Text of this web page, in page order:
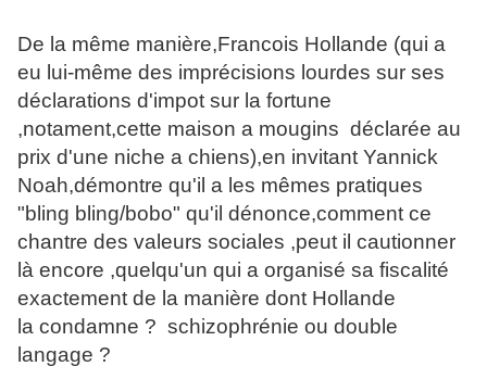
De la même manière,Francois Hollande (qui a
eu lui-même des imprécisions lourdes sur ses
déclarations d'impot sur la fortune
,notament,cette maison a mougins déclarée au
prix d'une niche a chiens),en invitant Yannick
Noah,démontre qu'il a les mêmes pratiques
"bling bling/bobo" qu'il dénonce,comment ce
chantre des valeurs sociales ,peut il cautionner
là encore ,quelqu'un qui a organisé sa fiscalité
exactement de la manière dont Hollande
la condamne ? schizophrénie ou double
langage ?